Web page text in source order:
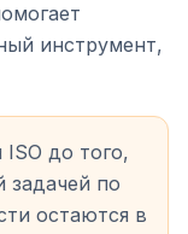
инструмент,
до того,
задачей по
остаются в